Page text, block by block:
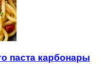
паста карбонары